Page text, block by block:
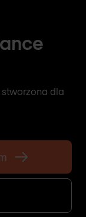
dla